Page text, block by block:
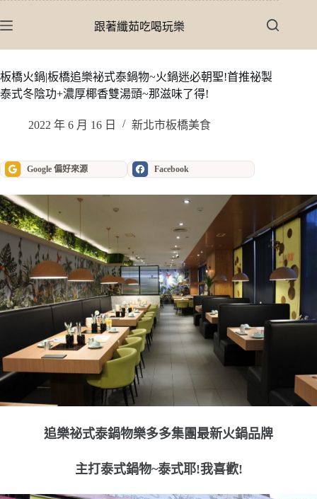
至
內
容
跟著纖茹吃喝玩樂
板橋火鍋|板橋追樂袐式泰鍋物~火鍋迷必朝聖!首推祕製
泰式冬陰功+濃厚椰香雙湯頭~那滋味了得!
2022 年 6 月 16 日 新北市板橋美食
Google 偏好來源 Facebook
追樂祕式泰鍋物樂多多集團最新火鍋品牌
主打泰式鍋物~泰式耶!我喜歡!